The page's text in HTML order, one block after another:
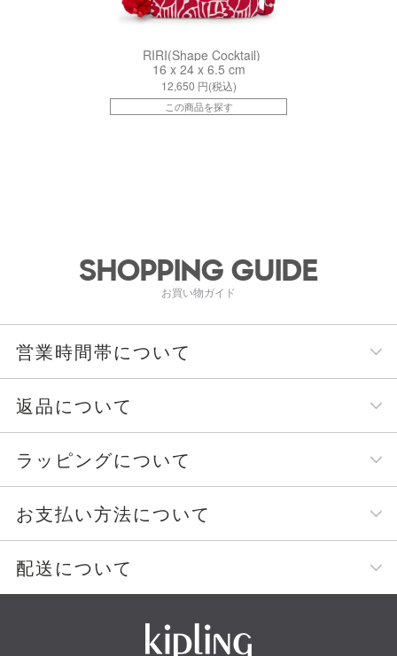
RIRI(Shape Cocktail)
16 x 24 x 6.5 cm
12,650 円(税込)
この商品を探す
SHOPPING GUIDE
お買い物ガイド
営業時間帯について
返品について
ラッピングについて
お支払い方法について
配送について